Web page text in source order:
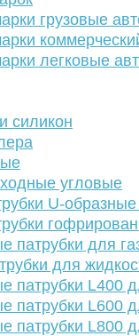
грузовые
легковые
силикон
угловые
U-
патрубки для
для
патрубки L400
патрубки L600
патрубки L800